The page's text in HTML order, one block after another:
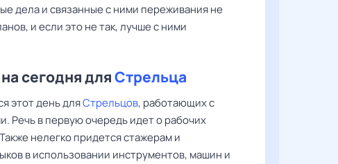
дела и связанные с ними переживания не
и если это не так, лучше с ними
сегодня дляСтрельца
этот день дляСтрельцов, работающих с
Речь в первую очередь идет о рабочих
нелегко придется стажерам и
в использовании инструментов, машин и